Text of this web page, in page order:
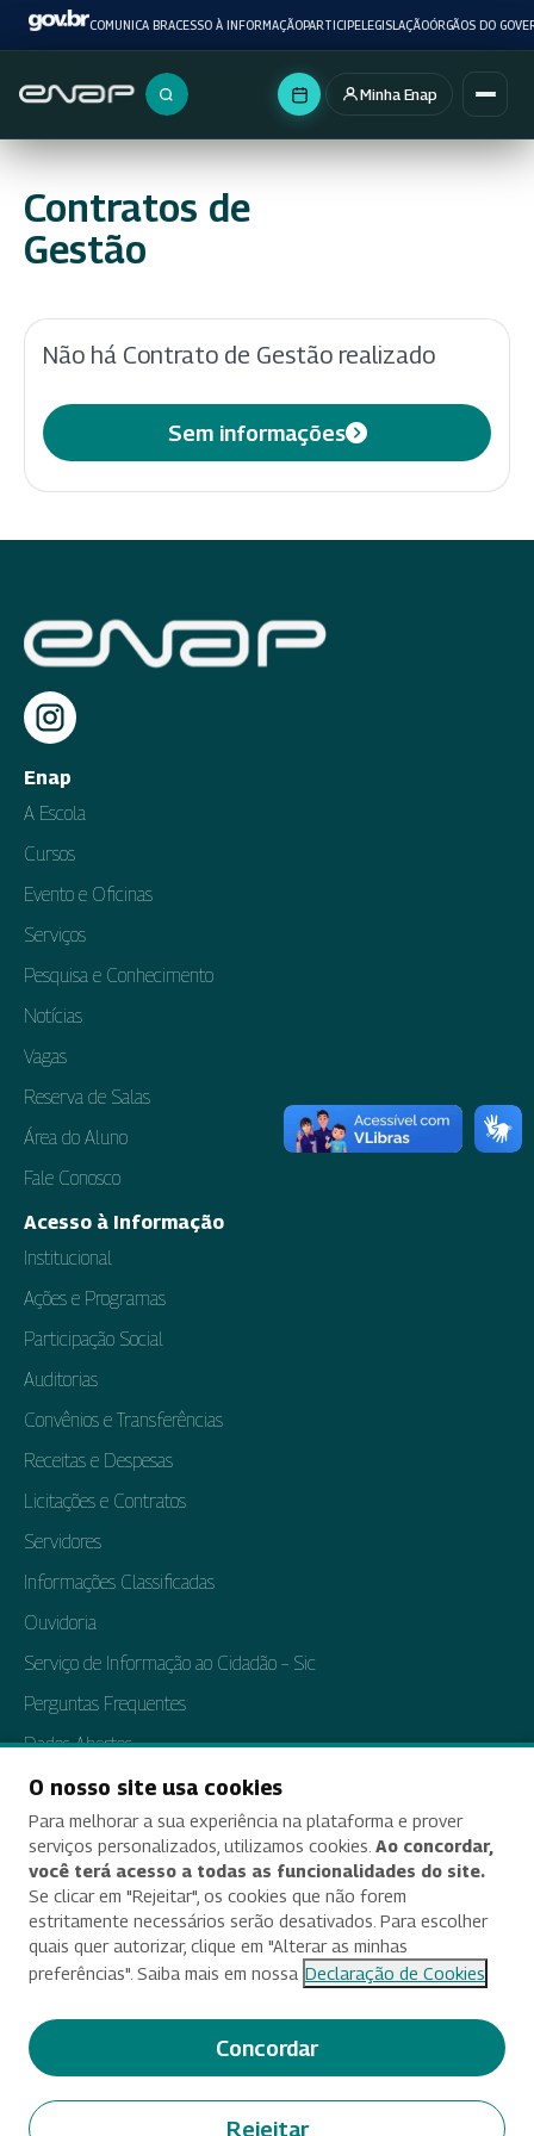
COMUNICA BRACESSO À INFORMAÇÃOPARTICIPELEGISLAÇÃOÓRGÃOS DO
Buscar no portal
Minha Enap
Contratos de
Gestão
Não há Contrato de Gestão realizado
Sem informações
Enap
A Escola
Cursos
Evento e Oficinas
Serviços
Pesquisa e Conhecimento
Notícias
Vagas
Reserva de Salas
Área do Aluno
Fale Conosco
Acesso à Informação
Institucional
Ações e Programas
Participação Social
Auditorias
Convênios e Transferências
Receitas e Despesas
Licitações e Contratos
Servidores
Informações Classificadas
Ouvidoria
Serviço de Informação ao Cidadão – Sic
Perguntas Frequentes
Dados Abertos
Tratamento de Dados Pessoais
Transparência e Prestação de Contas
Acessibilidade
Termos de uso e aviso de privacidade
Deixe seu feedback
O nosso site usa cookies
Para melhorar a sua experiência na plataforma e prover
serviços personalizados, utilizamos cookies. Ao concordar,
você terá acesso a todas as funcionalidades do site.
Se clicar em "Rejeitar", os cookies que não forem
estritamente necessários serão desativados. Para escolher
quais quer autorizar, clique em "Alterar as minhas
preferências". Saiba mais em nossa Declaração de Cookies
Concordar
Rejeitar